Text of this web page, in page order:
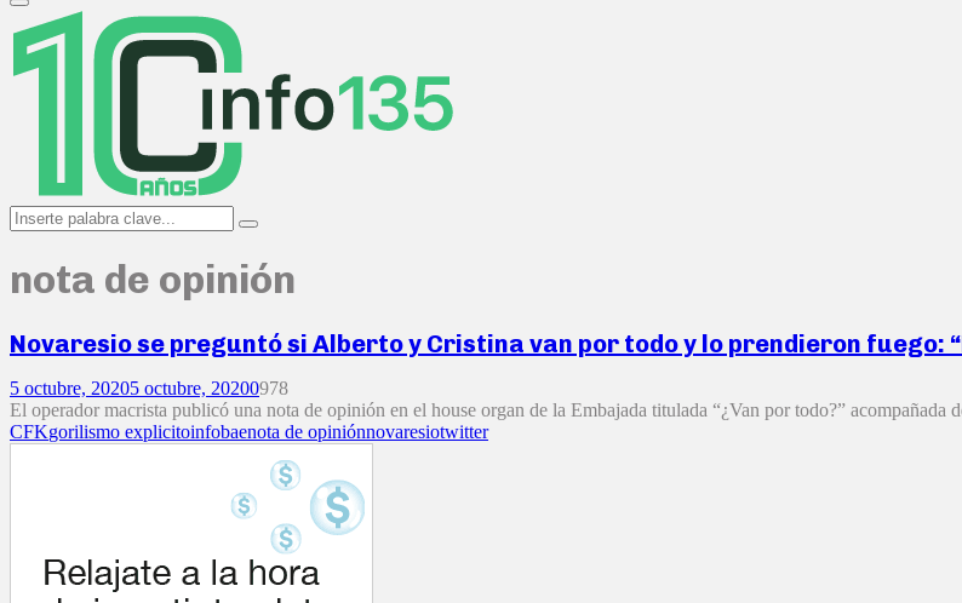
Primary
Menu
Search
for:
Search
nota de opinión
Novaresio se preguntó si Alberto y Cristina van por todo y lo prendieron fuego:
5 octubre, 20205 octubre, 20200978
El operador macrista publicó una nota de opinión en el house organ de la Embajada titulada “¿Van por todo?” acompañada
CFKgorilismo explicitoinfobaenota de opiniónnovaresiotwitter